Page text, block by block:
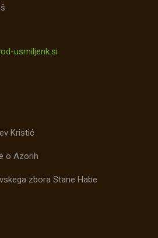
usmiljenk.si
Kristić
o Azorih
zbora Stane Habe